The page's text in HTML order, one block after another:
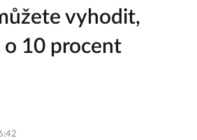
vyhodit,
10 procent